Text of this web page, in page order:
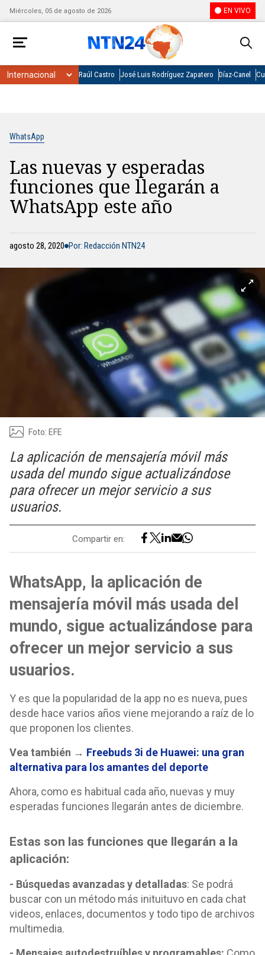
Miércoles, 05 de agosto de 2026 EN VIVO
Raúl Castro José Luis Rodríguez Zapatero Díaz-Canel
WhatsApp
Las nuevas y esperadas
funciones que llegarán a
WhatsApp este año
agosto 28, 2020 Por: Redacción NTN24
Foto: EFE
La aplicación de mensajería móvil más
usada del mundo sigue actualizándose
para ofrecer un mejor servicio a sus
usuarios.
Compartir en:
WhatsApp, la aplicación de
mensajería móvil más usada del
mundo, sigue actualizándose para
ofrecer un mejor servicio a sus
usuarios.
Y es que la popularidad de la app no es nueva, pues
desde hace varios años viene mejorando a raíz de lo
que proponen los clientes.
Vea también → Freebuds 3i de Huawei: una gran
alternativa para los amantes del deporte
Ahora, como es habitual cada año, nuevas y muy
esperadas funciones llegarán antes de diciembre.
Estas son las funciones que llegarán a la
aplicación:
- Búsquedas avanzadas y detalladas: Se podrá
buscar con un método más inituituvo en cada chat
videos, enlaces, documentos y todo tipo de archivos
multimedia.